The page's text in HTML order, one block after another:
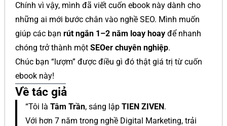
Chính vì vậy, mình đã viết cuốn ebook này dành cho
những ai mới bước chân vào nghề SEO. Mình muốn
giúp các bạn rút ngắn 1–2 năm loay hoay để nhanh
chóng trở thành một SEOer chuyên nghiệp.
Chúc bạn “lượm” được điều gì đó thật giá trị từ cuốn
ebook này!
Về tác giả
“Tôi là Tâm Trần, sáng lập TIEN ZIVEN.
Với hơn 7 năm trong nghề Digital Marketing, trải